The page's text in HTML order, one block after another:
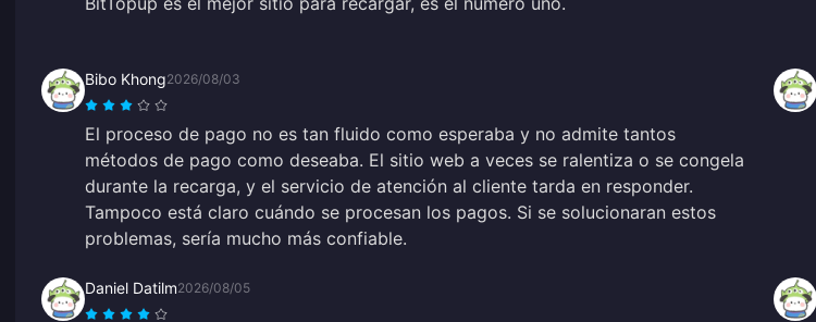
Bibo Khong2026/08/03
El proceso de pago no es tan fluido como esperaba y no admite tantos
métodos de pago como deseaba. El sitio web a veces se ralentiza o se congela
durante la recarga, y el servicio de atención al cliente tarda en responder.
Tampoco está claro cuándo se procesan los pagos. Si se solucionaran estos
problemas, sería mucho más confiable.
Daniel Datilm2026/08/05